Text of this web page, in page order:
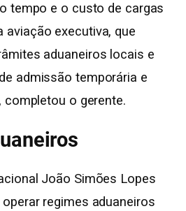
tempo e o custo de cargas
aviação executiva, que
aduaneiros locais e
admissão temporária e
completou o gerente.
João Simões Lopes
regimes aduaneiros